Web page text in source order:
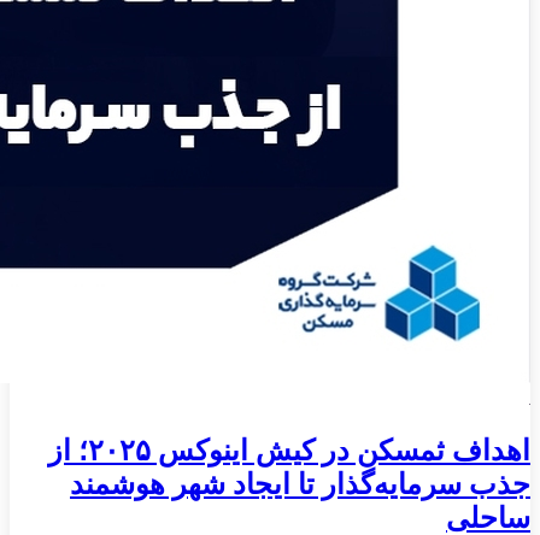
اهداف ثمسکن در کیش اینوکس ۲۰۲۵؛ از
جذب سرمایه‌گذار تا ایجاد شهر هوشمند
ساحلی